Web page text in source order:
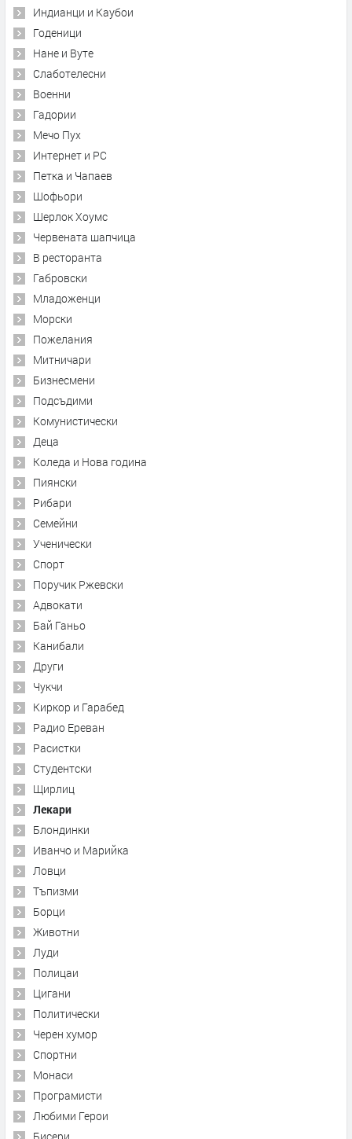
Индианци и Каубои
Годеници
Нане и Вуте
Слаботелесни
Военни
Гадории
Мечо Пух
Интернет и PC
Петка и Чапаев
Шофьори
Шерлок Хоумс
Червената шапчица
В ресторанта
Габровски
Младоженци
Морски
Пожелания
Митничари
Бизнесмени
Подсъдими
Комунистически
Деца
Коледа и Нова година
Пиянски
Рибари
Семейни
Ученически
Спорт
Поручик Ржевски
Адвокати
Бай Ганьо
Канибали
Други
Чукчи
Киркор и Гарабед
Радио Ереван
Расистки
Студентски
Щирлиц
Лекари
Блондинки
Иванчо и Марийка
Ловци
Тъпизми
Борци
Животни
Луди
Полицаи
Цигани
Политически
Черен хумор
Спортни
Монаси
Програмисти
Любими Герои